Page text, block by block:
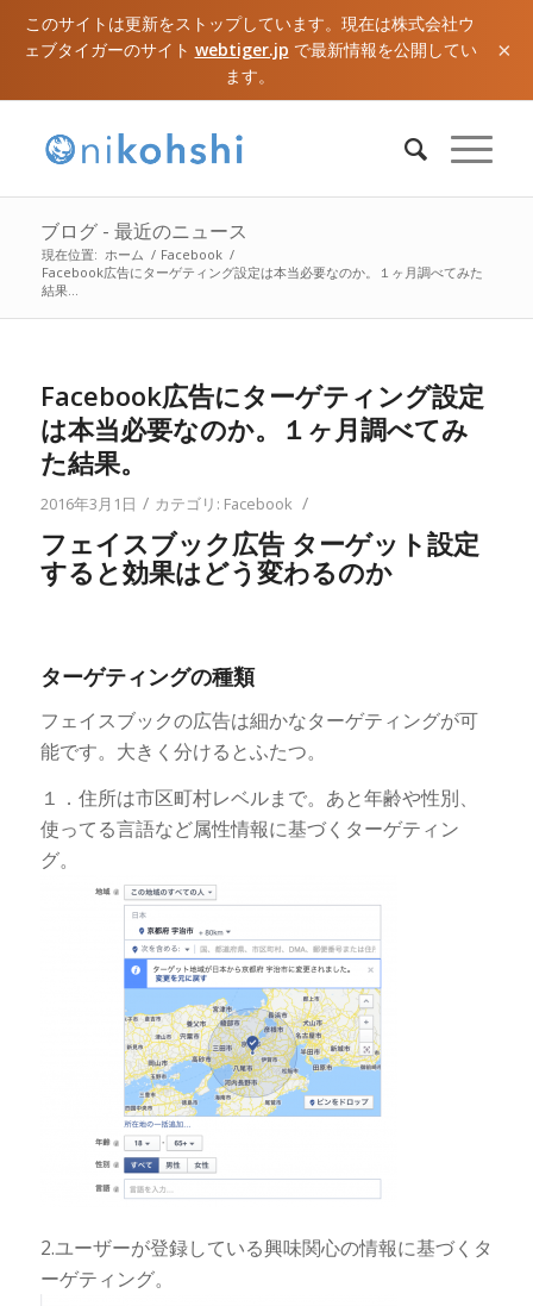
このサイトは更新をストップしています。現在は株式会社ウ
ェブタイガーのサイト webtiger.jp で最新情報を公開してい
ます。
×
ブログ - 最近のニュース
現在位置: ホーム / Facebook /
Facebook広告にターゲティング設定は本当必要なのか。１ヶ月調べてみた
結果...
Facebook広告にターゲティング設定
は本当必要なのか。１ヶ月調べてみ
た結果。
2016年3月1日 / カテゴリ: Facebook /
フェイスブック広告 ターゲット設定
すると効果はどう変わるのか
ターゲティングの種類
フェイスブックの広告は細かなターゲティングが可
能です。大きく分けるとふたつ。
１．住所は市区町村レベルまで。あと年齢や性別、
使ってる言語など属性情報に基づくターゲティン
グ。
2.ユーザーが登録している興味関心の情報に基づくタ
ーゲティング。